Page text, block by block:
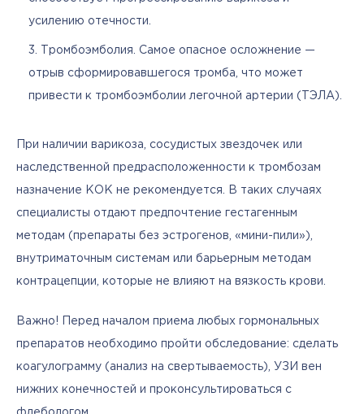
усилению отечности.
Тромбоэмболия. Самое опасное осложнение —
отрыв сформировавшегося тромба, что может
привести к тромбоэмболии легочной артерии (ТЭЛА).
При наличии варикоза, сосудистых звездочек или
наследственной предрасположенности к тромбозам
назначение КОК не рекомендуется. В таких случаях
специалисты отдают предпочтение гестагенным
методам (препараты без эстрогенов, «мини-пили»),
внутриматочным системам или барьерным методам
контрацепции, которые не влияют на вязкость крови.
Важно! Перед началом приема любых гормональных
препаратов необходимо пройти обследование: сделать
коагулограмму (анализ на свертываемость), УЗИ вен
нижних конечностей и проконсультироваться с